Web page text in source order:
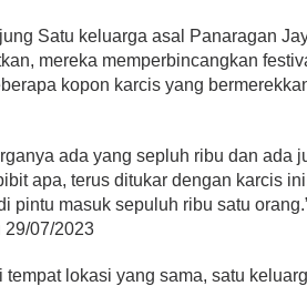
Satu keluarga asal Panaragan
mereka memperbincangkan
kopon karcis yang
ada yang sepluh ribu dan ada
apa, terus ditukar dengan karcis
pintu masuk sepuluh ribu satu
29/07/2023
tempat lokasi yang sama, satu